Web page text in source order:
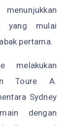
yang mulai
pertama.
melakukan
Toure A.
Sydney
dengan